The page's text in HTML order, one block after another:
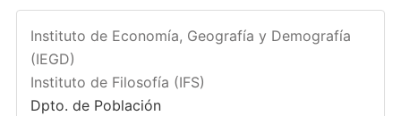
Instituto de Economía, Geografía y Demografía
(IEGD)
Instituto de Filosofía (IFS)
Dpto. de Población